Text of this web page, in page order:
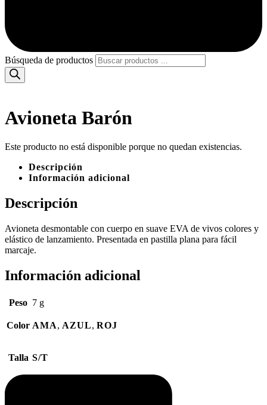
Búsqueda de productos
Avioneta Barón
Este producto no está disponible porque no quedan existencias.
Descripción
Información adicional
Descripción
Avioneta desmontable con cuerpo en suave EVA de vivos colores y
elástico de lanzamiento. Presentada en pastilla plana para fácil
marcaje.
Información adicional
Peso 7 g
Color AMA, AZUL, ROJ
Talla S/T